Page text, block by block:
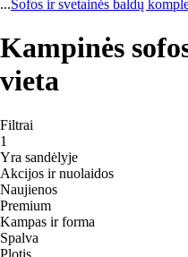
...Sofos ir svetainės baldų
Kampinės
vieta
Filtrai
1
Yra sandėlyje
Akcijos ir nuolaidos
Naujienos
Premium
Kampas ir forma
Spalva
Plotis